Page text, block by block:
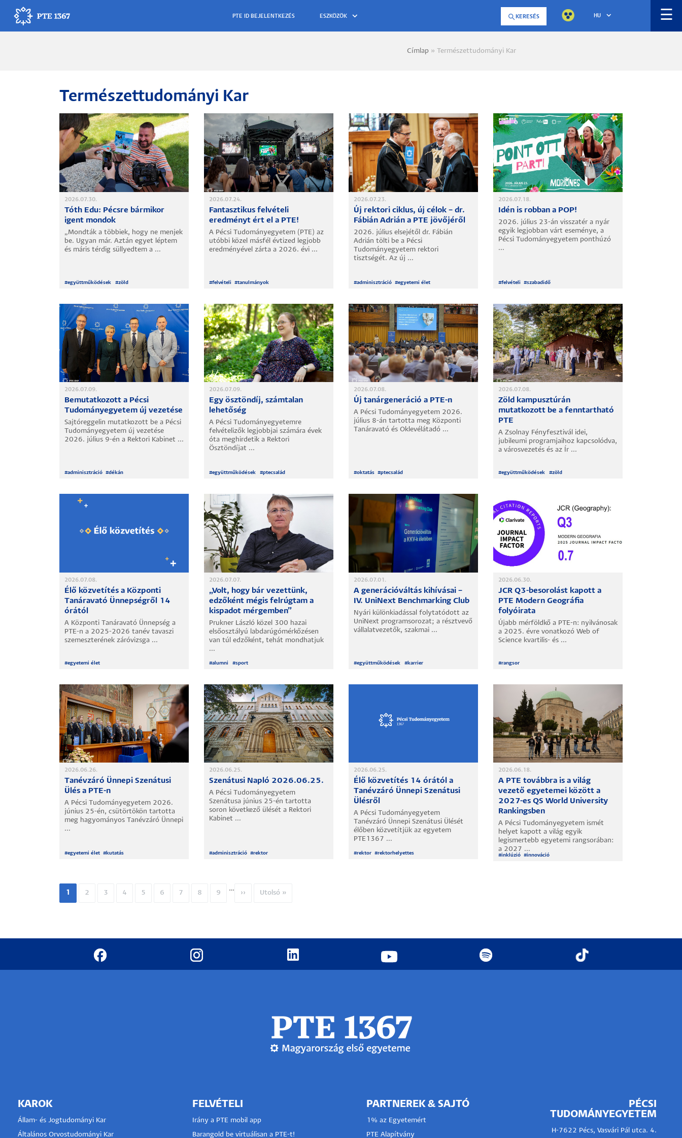
tartalomra
ESZKÖZÖK KERESÉS HU ☰
Kutatás
Gyógyítás
Egyetemi élet
Adminisztráció
Munkatársak
Hallgatók
Morzsa
Címlap Természettudományi Kar
Természettudományi Kar
2026.07.30.
Tóth Edu: Pécsre bármikor
igent mondok
„Mondták a többiek, hogy ne menjek
be. Ugyan már. Aztán egyet léptem
és máris térdig süllyedtem a ...
#együttműködések #zöld
2026.07.24.
Fantasztikus felvételi
eredményt ért el a PTE!
A Pécsi Tudományegyetem (PTE) az
utóbbi közel másfél évtized legjobb
eredményével zárta a 2026. évi ...
#felvételi #tanulmányok
2026.07.23.
Új rektori ciklus, új célok – dr.
Fábián Adrián a PTE jövőjéről
2026. július elsejétől dr. Fábián
Adrián tölti be a Pécsi
Tudományegyetem rektori
tisztségét. Az új ...
#adminisztráció #egyetemi élet
2026.07.18.
Idén is robban a POP!
2026. július 23-án visszatér a nyár
egyik legjobban várt eseménye, a
Pécsi Tudományegyetem ponthúzó
...
#felvételi #szabadidő
2026.07.09.
Bemutatkozott a Pécsi
Tudományegyetem új vezetése
Sajtóreggelin mutatkozott be a Pécsi
Tudományegyetem új vezetése
2026. július 9-én a Rektori Kabinet ...
#adminisztráció #dékán
2026.07.09.
Egy ösztöndíj, számtalan
lehetőség
A Pécsi Tudományegyetemre
felvételizők legjobbjai számára évek
óta meghirdetik a Rektori
Ösztöndíjat ...
#együttműködések #ptecsalád
2026.07.08.
Új tanárgeneráció a PTE-n
A Pécsi Tudományegyetem 2026.
július 8-án tartotta meg Központi
Tanáravató és Oklevélátadó ...
#oktatás #ptecsalád
2026.07.08.
Zöld kampusztúrán
mutatkozott be a fenntartható
PTE
A Zsolnay Fényfesztivál idei,
jubileumi programjaihoz kapcsolódva,
a városvezetés és az Ír ...
#együttműködések #zöld
2026.07.08.
Élő közvetítés a Központi
Tanáravató Ünnepségről 14
órától
A Központi Tanáravató Ünnepség a
PTE-n a 2025-2026 tanév tavaszi
szemeszterének záróvizsga ...
#egyetemi élet
2026.07.07.
„Volt, hogy bár vezettünk,
edzőként mégis felrúgtam a
kispadot mérgemben”
Prukner László közel 300 hazai
elsőosztályú labdarúgómérkőzésen
van túl edzőként, tehát mondhatjuk
...
#alumni #sport
2026.07.01.
A generációváltás kihívásai –
IV. UniNext Benchmarking Club
Nyári különkiadással folytatódott az
UniNext programsorozat; a résztvevő
vállalatvezetők, szakmai ...
#együttműködések # karrier
2026.06.30.
JCR Q3-besorolást kapott a
PTE Modern Geográfia
folyóirata
Újabb mérföldkő a PTE-n: nyilvánosak
a 2025. évre vonatkozó Web of
Science kvartilis- és ...
#rangsor
2026.06.26.
Tanévzáró Ünnepi Szenátusi
Ülés a PTE-n
A Pécsi Tudományegyetem 2026.
június 25-én, csütörtökön tartotta
meg hagyományos Tanévzáró Ünnepi
...
#egyetemi élet # kutatás
2026.06.25.
Szenátusi Napló 2026.06.25.
A Pécsi Tudományegyetem
Szenátusa június 25-én tartotta
soron következő ülését a Rektori
Kabinet ...
#adminisztráció #rektor
2026.06.25.
Élő közvetítés 14 órától a
Tanévzáró Ünnepi Szenátusi
Ülésről
A Pécsi Tudományegyetem
Tanévzáró Ünnepi Szenátusi Ülését
élőben közvetítjük az egyetem
PTE1367 ...
#rektor #rektorhelyettes
2026.06.18.
A PTE továbbra is a világ
vezető egyetemei között a
2027-es QS World University
Rankingsben
A Pécsi Tudományegyetem ismét
helyet kapott a világ egyik
legismertebb egyetemi rangsorában:
a 2027 ...
#inklúzió #innováció
Oldalszámozás
Jelenlegi
oldal
Oldal
2 Oldal
3 Oldal
4 Oldal
5 Oldal
6 Oldal
7 Oldal
8 Oldal
9
…
Következő
››
Utolsó
Utolsó »
KAROK
Állam- és Jogtudományi Kar
Általános Orvostudományi Kar
FELVÉTELI
Irány a PTE mobil app
Barangold be virtuálisan a PTE-t!
PARTNEREK & SAJTÓ
1% az Egyetemért
PTE Alapítvány
PÉCSI
TUDOMÁNYEGYETEM
H-7622 Pécs, Vasvári Pál utca. 4.